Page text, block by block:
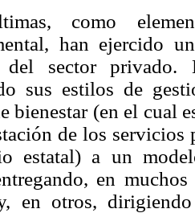
como
han ejercido
del sector privado.
sus estilos de
bienestar (en el cual
de los
estatal) a un
en
en otros,